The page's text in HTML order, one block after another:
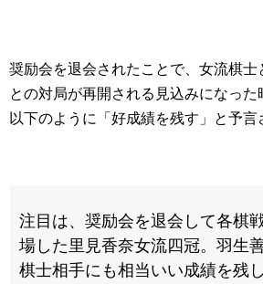
奨励会を退会されたことで、女流棋士
との対局が再開される見込みになっ
以下のように「好成績を残す」と予言
注目は、奨励会を退会して各棋
場した里見香奈女流四冠。羽生
棋士相手にも相当いい成績を残